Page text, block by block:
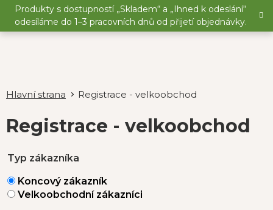
Přejít
obsah
Produkty s dostupností „Skladem“ a „Ihned k odeslání“
odesíláme do 1–3 pracovních dnů od přijetí objednávky.
Registrace - velkoobchod
Registrace - velkoobchod
Typ zákazníka
Koncový zákazník
Velkoobchodní zákazníci